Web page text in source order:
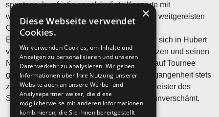
spontane, kurzfristig angekündigte Konzerte mit
wechselnden Besetzungen und vielen, teils weitgereisten
Gästen.
Einige dieser Unberechenbarkeiten werden sich in Hubert
von Goisern kommendem Programm fortsetzen und seinen
Niederschlag finden, wenn er 2027 wieder auf Tournee
geht. Hubert von Goisern wusste in der Vergangenheit stets
zu überraschen und war schon immer ein Meister des
Stilbruchs. Manchmal fließend, manchmal unverschämt.
×
Diese Webseite verwendet
Cookies.
Wir verwenden Cookies, um Inhalte und
Anzeigen zu personalisieren und unseren
Datenverkehr zu analysieren. Wir geben
Informationen über Ihre Nutzung unserer
Website auch an unsere Werbe- und
Analysepartner weiter, die diese
möglicherweise mit anderen Informationen
kombinieren, die Sie ihnen bereitgestellt